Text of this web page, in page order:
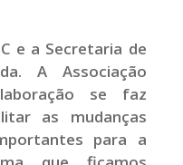
e a Secretaria de
A Associação
se faz
as mudanças
para a